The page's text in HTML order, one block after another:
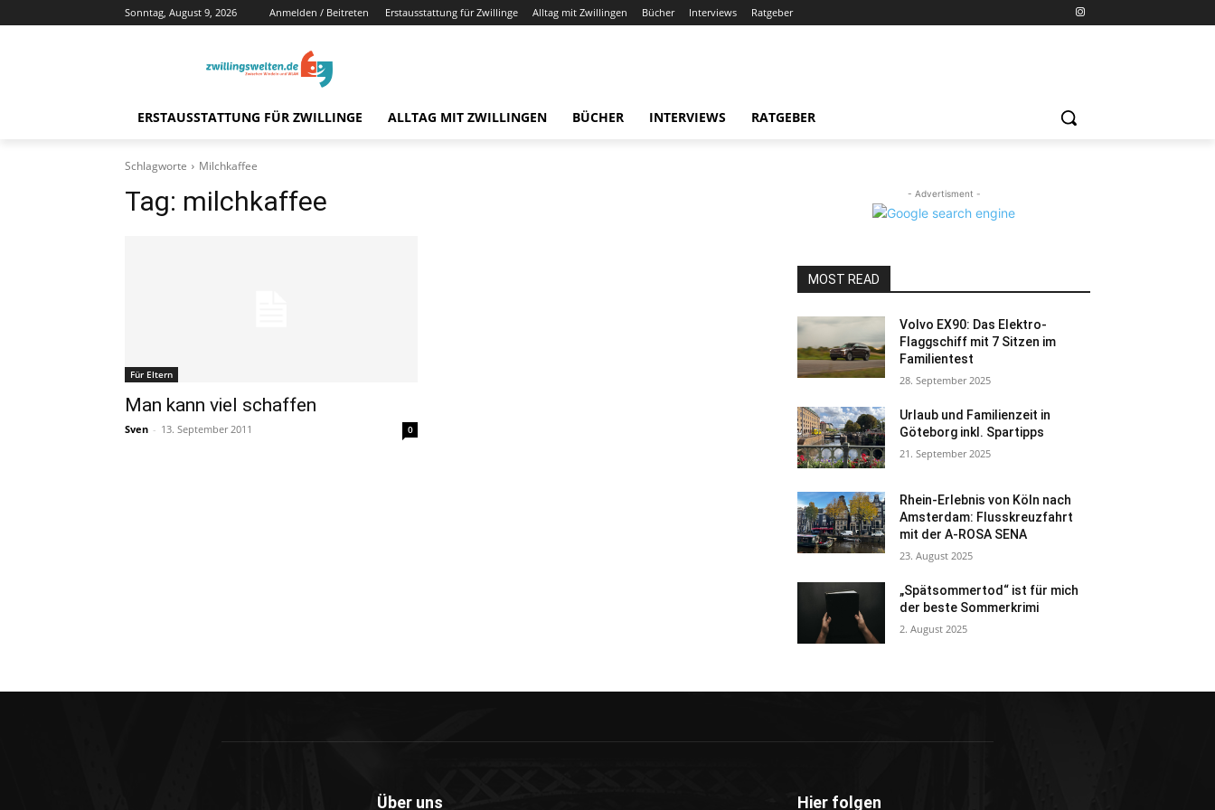
Sonntag, August 9, 2026 Anmelden / Beitreten Erstausstattung für Zwillinge Alltag mit Zwillingen Bücher Interviews Ratgeber
ERSTAUSSTATTUNG FÜR ZWILLINGE ALLTAG MIT ZWILLINGEN BÜCHER INTERVIEWS RATGEBER
Schlagworte Milchkaffee
Tag: milchkaffee
Für Eltern
Man kann viel schaffen
Sven - 13. September 2011 0
- Advertisment -
MOST READ
Volvo EX90: Das Elektro-
Flaggschiff mit 7 Sitzen im
Familientest
28. September 2025
Urlaub und Familienzeit in
Göteborg inkl. Spartipps
21. September 2025
Rhein-Erlebnis von Köln nach
Amsterdam: Flusskreuzfahrt
mit der A-ROSA SENA
23. August 2025
„Spätsommertod“ ist für mich
der beste Sommerkrimi
2. August 2025
Über uns Hier folgen